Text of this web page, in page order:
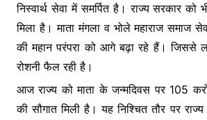
निस्वार्थ सेवा में समर्पित है। राज्य सरकार को
मिला है। माता मंगला व भोले महाराज समाज
की महान परंपरा को आगे बढ़ा रहे हैं। जिससे
रोशनी फैल रही है।
आज राज्य को माता के जन्मदिवस पर 105
की सौगात मिली है। यह निश्चित तौर पर